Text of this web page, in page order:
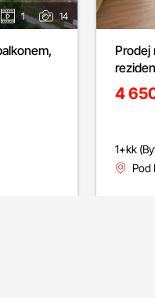
1 14
Prodej
4
1+kk
Pod